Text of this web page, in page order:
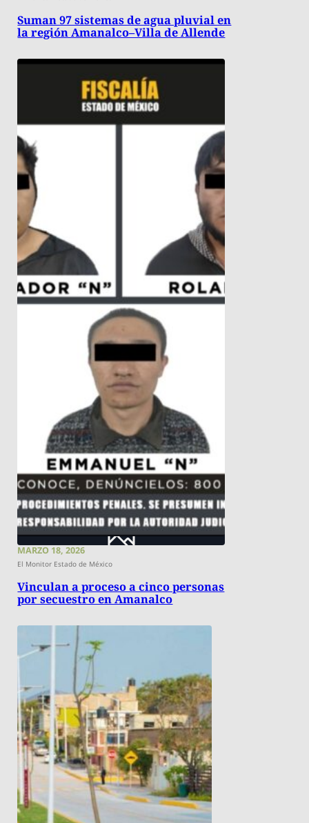
Suman 97 sistemas de agua pluvial en
la región Amanalco–Villa de Allende
MARZO 18, 2026
El Monitor Estado de México
Vinculan a proceso a cinco personas
por secuestro en Amanalco